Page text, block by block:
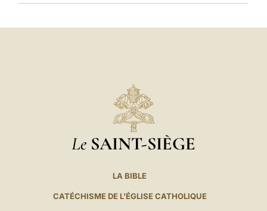
Le SAINT-SIÈGE
LA BIBLE
CATÉCHISME DE L'ÉGLISE CATHOLIQUE